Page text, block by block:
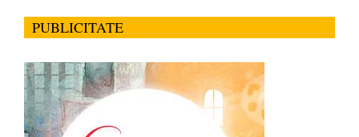
PUBLICITATE